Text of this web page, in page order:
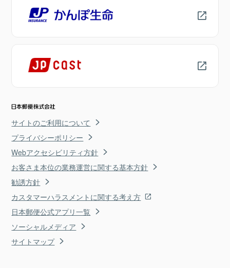
サイトのご利用について
プライバシーポリシー
Webアクセシビリティ方針
お客さま本位の業務運営に関する基本方針
勧誘方針
カスタマーハラスメントに関する考え方
日本郵便公式アプリ一覧
ソーシャルメディア
サイトマップ